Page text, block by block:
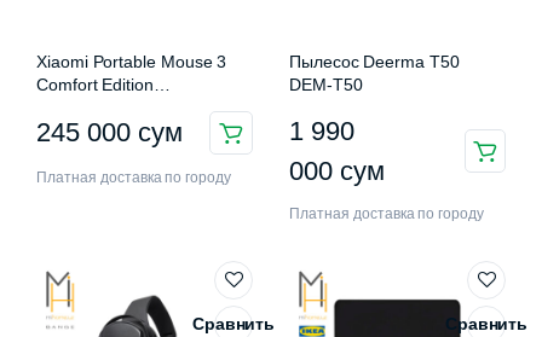
Xiaomi Portable Mouse 3
Comfort Edition
245 000 сум
Платная доставка по городу
Пылесос Deerma T50
DEM-T50
1 990
000 сум
Платная доставка по городу
Сравнить Сравнить